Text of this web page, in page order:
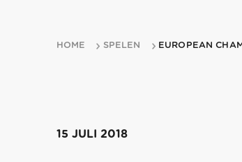
HOME SPELEN EUROPEAN
15 JULI 2018